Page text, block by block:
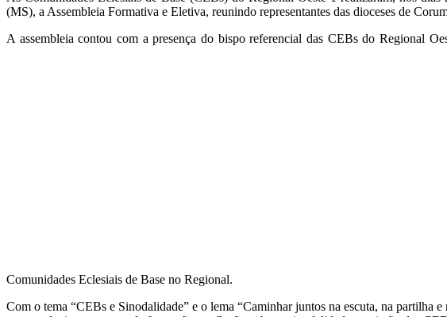
(MS), a Assembleia Formativa e Eletiva, reunindo representantes das dioceses de
A assembleia contou com a presença do bispo referencial das CEBs do Regional
Comunidades Eclesiais de Base no Regional.
Com o tema “CEBs e Sinodalidade” e o lema “Caminhar juntos na escuta, na partilha